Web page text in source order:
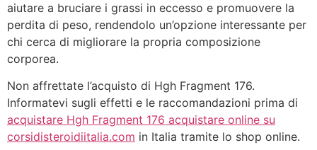
aiutare a bruciare i grassi in eccesso e promuovere la
perdita di peso, rendendolo un’opzione interessante per
chi cerca di migliorare la propria composizione
corporea.
Non affrettate l’acquisto di Hgh Fragment 176.
Informatevi sugli effetti e le raccomandazioni prima di
acquistare Hgh Fragment 176 acquistare online su
corsidisteroidiitalia.com in Italia tramite lo shop online.